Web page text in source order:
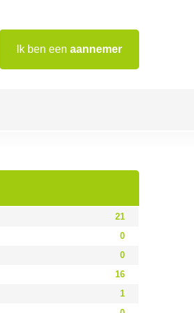
Ik ben een aannemer
21
0
0
16
1